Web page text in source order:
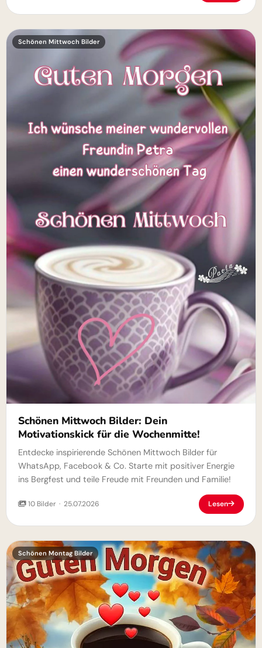
Schönen Mittwoch Bilder
Schönen Mittwoch Bilder: Dein
Motivationskick für die Wochenmitte!
Entdecke inspirierende Schönen Mittwoch Bilder für
WhatsApp, Facebook & Co. Starte mit positiver Energie
ins Bergfest und teile Freude mit Freunden und Familie!
10 Bilder · 25.07.2026 Lesen
Schönen Montag Bilder